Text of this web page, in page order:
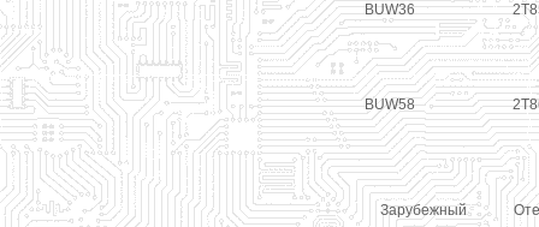
BUW36
BUW58
Зарубежный